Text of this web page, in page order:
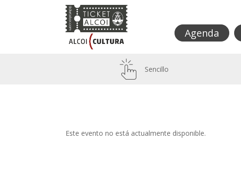
Agenda
Sencillo
Este evento no está actualmente disponible.